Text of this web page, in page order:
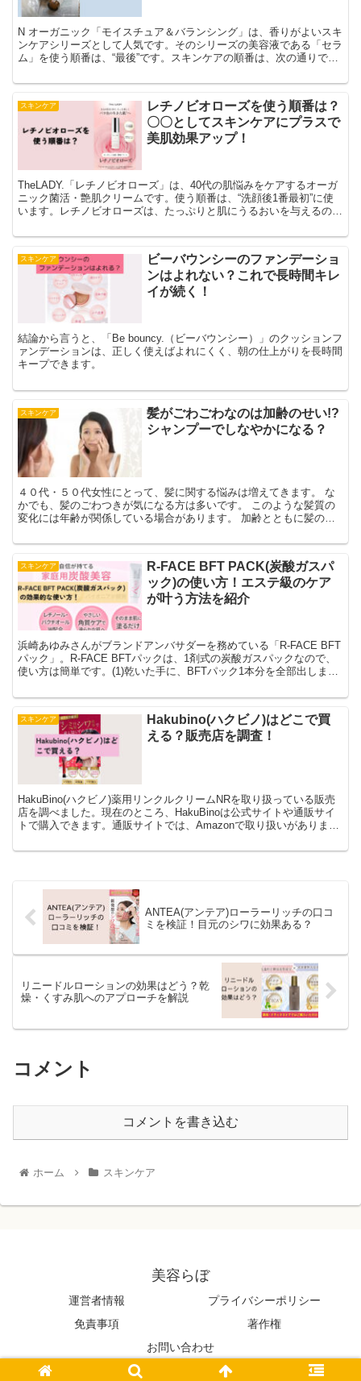
N オーガニック「モイスチュア＆バランシング」は、香りがよいスキ
ンケアシリーズとして人気です。そのシリーズの美容液である「セラ
ム」を使う順番は、“最後”です。スキンケアの順番は、次の通りで
で肌を整えます。最後に、Nオーガニックのセラムを塗布します。
スキンケア
レチノビオローズを使う順番は？
〇〇としてスキンケアにプラスで
美肌効果アップ！
TheLADY.「レチノビオローズ」は、40代の肌悩みをケアするオーガ
ニック菌活・艶肌クリームです。使う順番は、“洗顔後1番最初”に使
います。レチノビオローズは、たっぷりと肌にうるおいを与えるの
スキンケア
ビーバウンシーのファンデーショ
ンはよれない？これで長時間キレ
イが続く！
結論から言うと、「Be bouncy.（ビーバウンシー）」のクッションフ
ァンデーションは、正しく使えばよれにくく、朝の仕上がりを長時間
キープできます。
スキンケア
髪がごわごわなのは加齢のせい!?
シャンプーでしなやかになる？
４０代・５０代女性にとって、髪に関する悩みは増えてきます。 な
かでも、髪のごわつきが気になる方は多いです。 このような髪質の
変化には年齢が関係している場合があります。 加齢とともに髪の毛
です。 ですが、日々のケアで髪のしなやかさを取り戻すことができ
スキンケア
R-FACE BFT PACK(炭酸ガスパ
ック)の使い方！エステ級のケア
が叶う方法を紹介
浜崎あゆみさんがブランドアンバサダーを務めている「R-FACE BFT
パック」。R-FACE BFTパックは、1剤式の炭酸ガスパックなので、
使い方は簡単です。(1)乾いた手に、BFTパック1本分を全部出しま
スキンケア
Hakubino(ハクビノ)はどこで買
える？販売店を調査！
HakuBino(ハクビノ)薬用リンクルクリームNRを取り扱っている販売
店を調べました。現在のところ、HakuBinoは公式サイトや通販サイ
トで購入できます。通販サイトでは、Amazonで取り扱いがありまし
ANTEA(アンテア)ローラーリッチの口コ
ミを検証！目元のシワに効果ある？
リニードルローションの効果はどう？乾
燥・くすみ肌へのアプローチを解説
コメント
コメントを書き込む
ホーム スキンケア
美容らぼ
運営者情報
プライバシーポリシー
免責事項
著作権
お問い合わせ
© 2022 美容らぼ.